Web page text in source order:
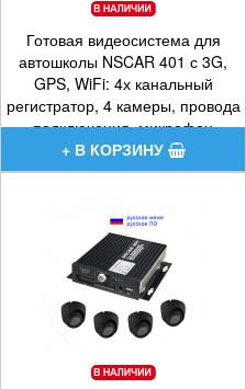
Готовая видеосистема для
автошколы NSCAR 401 с 3G,
GPS, WiFi: 4х канальный
регистратор, 4 камеры, провода
подключения, микрофон
24300 р.